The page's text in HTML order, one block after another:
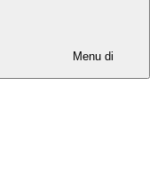
Menu di